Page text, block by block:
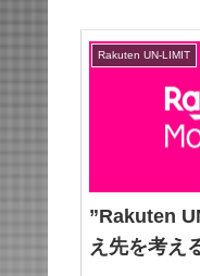
Rakuten UN-LIMIT
”Rakuten
え先を考え